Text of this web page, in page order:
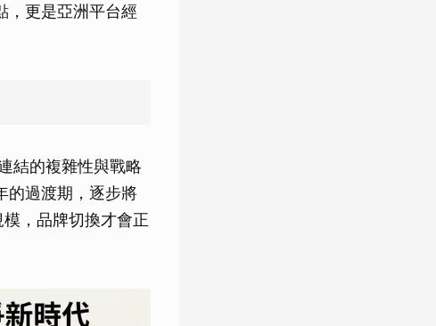
，更是亞洲平台經
結的複雜性與戰略
的過渡期，逐步將
，品牌切換才會正